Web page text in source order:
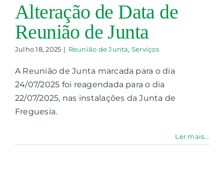
Alteração de Data de
Reunião de Junta
Julho 18, 2025 | Reunião de Junta, Serviços
A Reunião de Junta marcada para o dia
24/07/2025 foi reagendada para o dia
22/07/2025, nas instalações da Junta de
Freguesia.
Ler mais...